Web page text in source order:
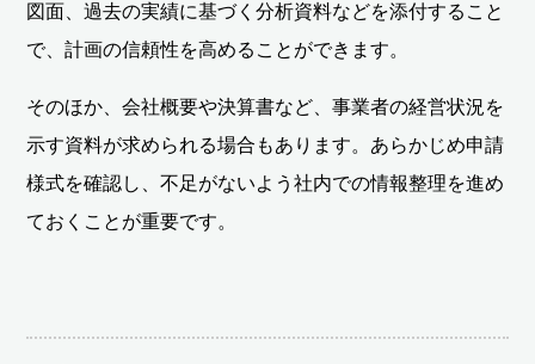
図面、過去の実績に基づく分析資料などを添付すること
で、計画の信頼性を高めることができます。
そのほか、会社概要や決算書など、事業者の経営状況を
示す資料が求められる場合もあります。あらかじめ申請
様式を確認し、不足がないよう社内での情報整理を進め
ておくことが重要です。